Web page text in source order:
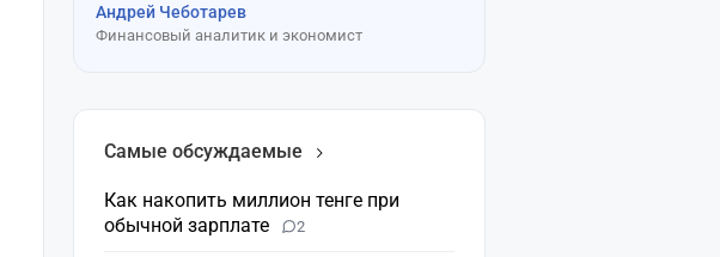
Андрей Чеботарев
Финансовый аналитик и экономист
Самые обсуждаемые
Как накопить миллион тенге при
обычной зарплате
2